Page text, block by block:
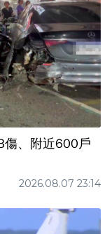
傷、附近600戶
2026.08.07 23:14